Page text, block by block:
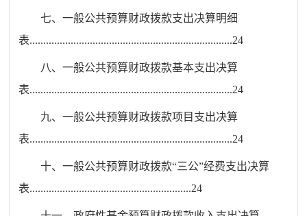
七、一般公共预算财政拨款支出决算明细
表..........................................................................24
八、一般公共预算财政拨款基本支出决算
表..........................................................................24
九、一般公共预算财政拨款项目支出决算
表..........................................................................24
十、一般公共预算财政拨款“三公”经费支出决算
表...........................................................24